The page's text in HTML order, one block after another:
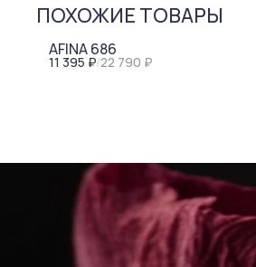
ПОХОЖИЕ ТОВАРЫ
-50%
AFINA 686
11 395 ₽/22 790 ₽